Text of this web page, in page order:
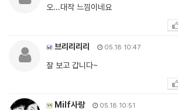
오...대작 느낌이네요
브리리리리 05.18 10:47
잘 보고 갑니다~
Milf사랑 05.18 10:51